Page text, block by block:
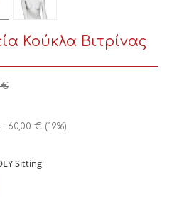
Κούκλα Βιτρίνας
€
: 60,00 € (19%)
Sitting